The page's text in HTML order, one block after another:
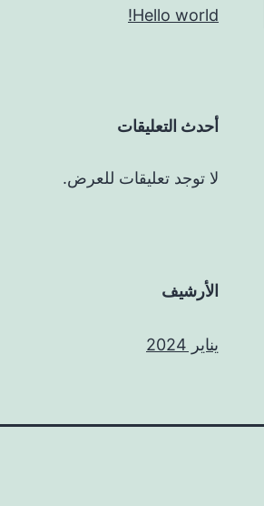
Hello world!
أحدث التعليقات
لا توجد تعليقات للعرض.
الأرشيف
يناير 2024